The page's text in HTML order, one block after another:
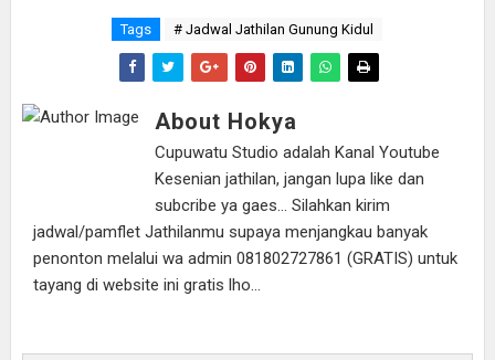
Tags # Jadwal Jathilan Gunung Kidul
About Hokya
Cupuwatu Studio adalah Kanal Youtube
Kesenian jathilan, jangan lupa like dan
subcribe ya gaes... Silahkan kirim
jadwal/pamflet Jathilanmu supaya menjangkau banyak
penonton melalui wa admin 081802727861 (GRATIS) untuk
tayang di website ini gratis lho...